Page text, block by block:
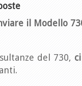
il Modello
del 730,